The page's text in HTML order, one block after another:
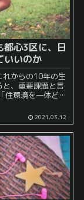
都心3区に、日
いいのか
れからの10年の生
と、重要課題と言
とだと考えていま
住環境に主に着目
とっ...
2021.03.12